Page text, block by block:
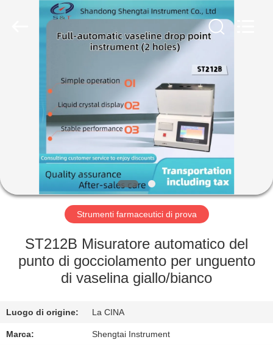
PRODOTTI
CIRCA
GIRO
FABBRICA
CONTROLLO
QUALITÀ
Strumenti farmaceutici di prova
ST212B Misuratore automatico del
punto di gocciolamento per unguento
di vaselina giallo/bianco
Luogo di origine: La CINA
Marca: Shengtai Instrument